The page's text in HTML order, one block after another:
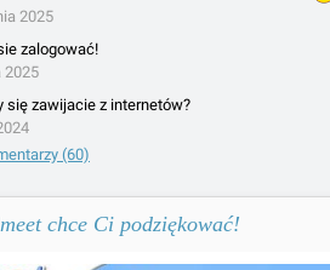
2025
zalogować!
2025
się zawijacie z internetów?
(60)
chce Ci podziękować!